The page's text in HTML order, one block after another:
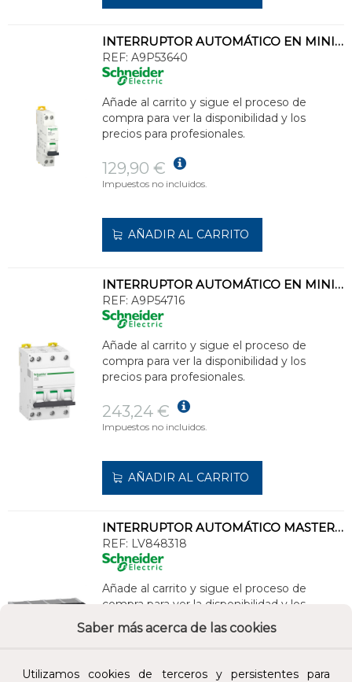
Saber más acerca de las cookies
Utilizamos cookies de terceros y persistentes para
INTERRUPTOR AUTOMÁTICO EN MINIATURA ACTI 9 IC40F 1PN C 40A 6000A/6kA
REF: A9P53640
Añade al carrito y sigue el proceso de
compra para ver la disponibilidad y los
precios para profesionales.
129,90 €
Impuestos no incluidos.
AÑADIR AL CARRITO
INTERRUPTOR AUTOMÁTICO EN MINIATURA ACTI 14 IC40N 3PN C 16A 6000A/10kA
REF: A9P54716
Añade al carrito y sigue el proceso de
compra para ver la disponibilidad y los
precios para profesionales.
243,24 €
Impuestos no incluidos.
AÑADIR AL CARRITO
INTERRUPTOR AUTOMÁTICO MASTERPACT MTZ2 32H2 4P EXTRAÍBLE SIN MICROLOGIC
REF: LV848318
Añade al carrito y sigue el proceso de
compra para ver la disponibilidad y los
precios para profesionales.
Impuestos no incluidos.